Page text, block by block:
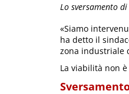
Lo sversamento
«Siamo
ha detto il
zona industriale
La viabilità non